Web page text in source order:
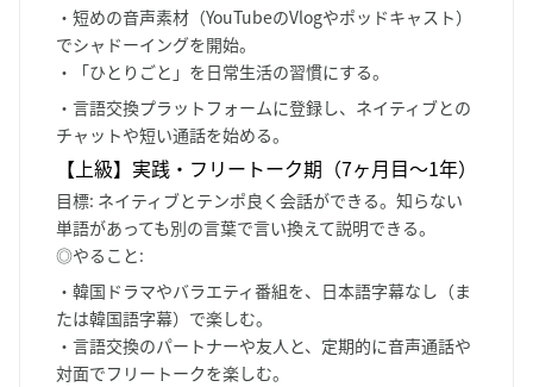
・短めの音声素材（YouTubeのVlogやポッドキャスト）
でシャドーイングを開始。
・「ひとりごと」を日常生活の習慣にする。
・言語交換プラットフォームに登録し、ネイティブとの
チャットや短い通話を始める。
【上級】実践・フリートーク期（7ヶ月目〜1年）
目標: ネイティブとテンポ良く会話ができる。知らない
単語があっても別の言葉で言い換えて説明できる。
◎やること:
・韓国ドラマやバラエティ番組を、日本語字幕なし（ま
たは韓国語字幕）で楽しむ。
・言語交換のパートナーや友人と、定期的に音声通話や
対面でフリートークを楽しむ。